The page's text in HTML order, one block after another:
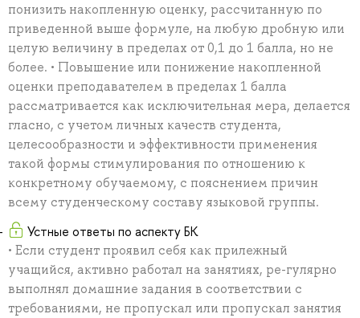
понизить накопленную оценку, рассчитанную по
приведенной выше формуле, на любую дробную или
целую величину в пределах от 0,1 до 1 балла, но не
более. • Повышение или понижение накопленной
оценки преподавателем в пределах 1 балла
рассматривается как исключительная мера, делается
гласно, с учетом личных качеств студента,
целесообразности и эффективности применения
такой формы стимулирования по отношению к
конкретному обучаемому, с пояснением причин
всему студенческому составу языковой группы.
Устные ответы по аспекту БК
• Если студент проявил себя как прилежный
учащийся, активно работал на занятиях, ре-гулярно
выполнял домашние задания в соответствии с
требованиями, не пропускал или пропускал занятия